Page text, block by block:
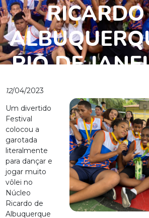
RIO DE
12/04/2023
Um divertido
Festival
colocou a
garotada
literalmente
para dançar e
jogar muito
vôlei no
Núcleo
Ricardo de
Albuquerque